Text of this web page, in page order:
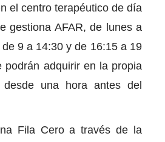
el centro terapéutico de día
gestiona AFAR, de lunes a
9 a 14:30 y de 16:15 a 19
podrán adquirir en la propia
una hora antes del
Fila Cero a través de la